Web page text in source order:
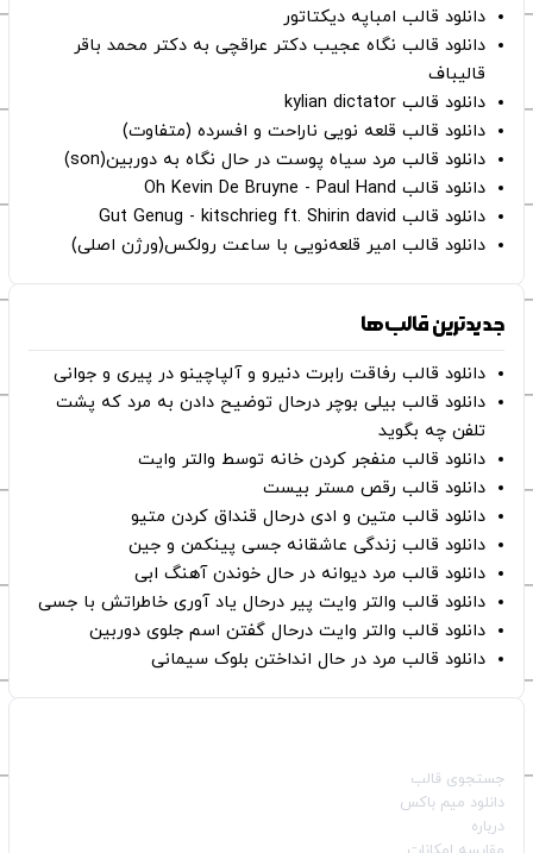
دانلود قالب امباپه دیکتاتور
دانلود قالب نگاه عجیب دکتر عراقچی به دکتر محمد باقر
قالیباف
دانلود قالب kylian dictator
دانلود قالب قلعه نویی ناراحت و افسرده (متفاوت)
دانلود قالب مرد سیاه پوست در حال نگاه به دوربین(son)
دانلود قالب Oh Kevin De Bruyne - Paul Hand
دانلود قالب Gut Genug - kitschrieg ft. Shirin david
دانلود قالب امیر قلعه‌نویی با ساعت رولکس(ورژن اصلی)
جدیدترین قالب‌ها
دانلود قالب رفاقت رابرت دنیرو و آلپاچینو در پیری و جوانی
دانلود قالب بیلی بوچر درحال توضیح دادن به مرد که پشت
تلفن چه بگوید
دانلود قالب منفجر کردن خانه توسط والتر وایت
دانلود قالب رقص مستر بیست
دانلود قالب متین و ادی درحال قنداق کردن متیو
دانلود قالب زندگی عاشقانه جسی پینکمن و جین
دانلود قالب مرد دیوانه در حال خوندن آهنگ ابی
دانلود قالب والتر وایت پیر درحال یاد آوری خاطراتش با جسی
دانلود قالب والتر وایت درحال گفتن اسم جلوی دوربین
دانلود قالب مرد در حال انداختن بلوک سیمانی
جستجوی قالب
دانلود میم باکس
درباره